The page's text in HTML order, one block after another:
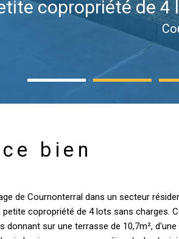
copropriété de
bien
de Cournonterral dans un secteur
copropriété de 4 lots sans charges.
sur une terrasse de 10,7m²,